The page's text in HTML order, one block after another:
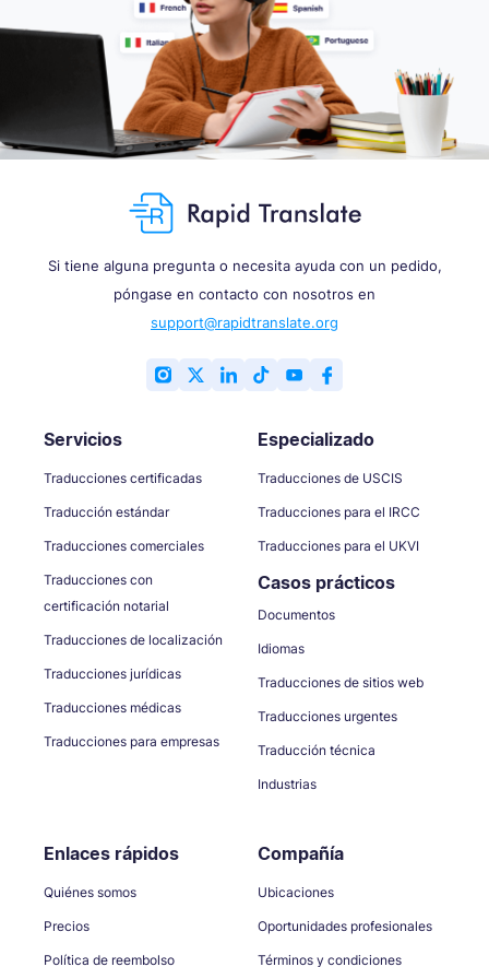
Si tiene alguna pregunta o necesita ayuda con un pedido,
póngase en contacto con nosotros en
support@rapidtranslate.org
Servicios
Traducciones certificadas
Traducción estándar
Traducciones comerciales
Traducciones con
certificación notarial
Traducciones de localización
Traducciones jurídicas
Traducciones médicas
Traducciones para empresas
Especializado
Traducciones de USCIS
Traducciones para el IRCC
Traducciones para el UKVI
Casos prácticos
Documentos
Idiomas
Traducciones de sitios web
Traducciones urgentes
Traducción técnica
Industrias
Enlaces rápidos
Quiénes somos
Precios
Política de reembolso
Compañía
Ubicaciones
Oportunidades profesionales
Términos y condiciones